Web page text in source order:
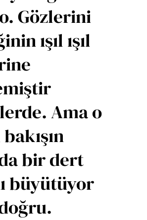
Gözlerini
ışıl ışıl
Ama o
bakışın
bir dert
büyütüyor